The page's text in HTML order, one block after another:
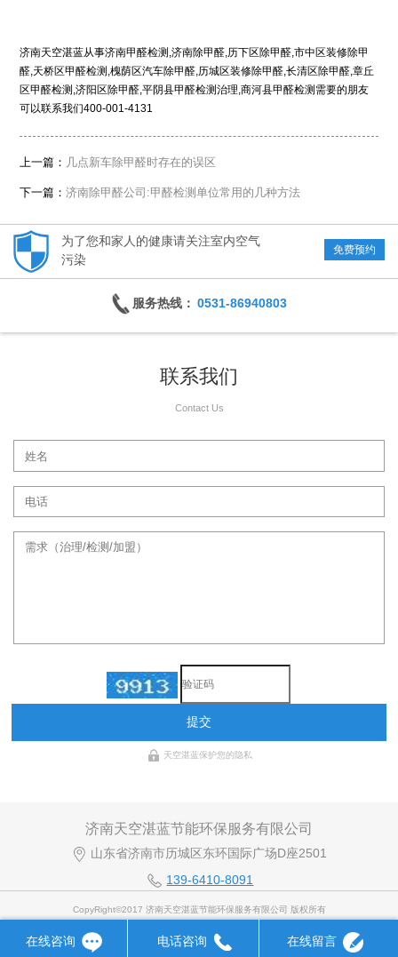
济南天空湛蓝从事济南甲醛检测,济南除甲醛,历下区除甲醛,市中区装修除甲
醛,天桥区甲醛检测,槐荫区汽车除甲醛,历城区装修除甲醛,长清区除甲醛,章丘
区甲醛检测,济阳区除甲醛,平阴县甲醛检测治理,商河县甲醛检测需要的朋友
可以联系我们400-001-4131
上一篇： 几点新车除甲醛时存在的误区
下一篇：济南除甲醛公司:甲醛检测单位常用的几种方法
为了您和家人的健康请关注室内空气
污染
免费预约
服务热线： 0531-86940803
联系我们
Contact Us
提交
天空湛蓝保护您的隐私
济南天空湛蓝节能环保服务有限公司
山东省济南市历城区东环国际广场D座2501
139-6410-8091
CopyRight©2017 济南天空湛蓝节能环保服务有限公司 版权所有
在线咨询 电话咨询 在线留言